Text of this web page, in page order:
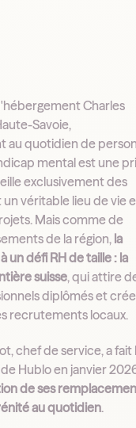
Charles
Savoie,
au quotidien de
mental est une
exclusivement des
véritable lieu de vie
Mais comme de
de la région, la
un défi RH de taille : la
suisse, qui attire
diplômés et
recrutements locaux.
chef de service, a fait
Hublo en janvier
de ses
au quotidien.